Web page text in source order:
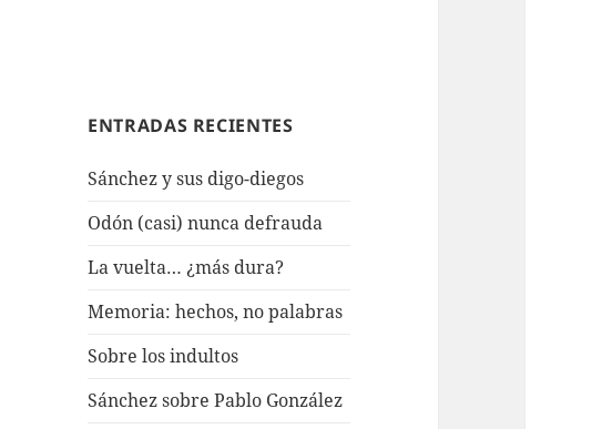
ENTRADAS RECIENTES
Sánchez y sus digo-diegos
Odón (casi) nunca defrauda
La vuelta… ¿más dura?
Memoria: hechos, no palabras
Sobre los indultos
Sánchez sobre Pablo González